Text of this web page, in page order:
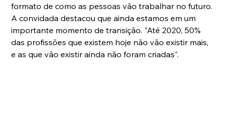
formato de como as pessoas vão trabalhar no futuro.
A convidada destacou que ainda estamos em um
importante momento de transição. "Até 2020, 50%
das profissões que existem hoje não vão existir mais,
e as que vão existir ainda não foram criadas".